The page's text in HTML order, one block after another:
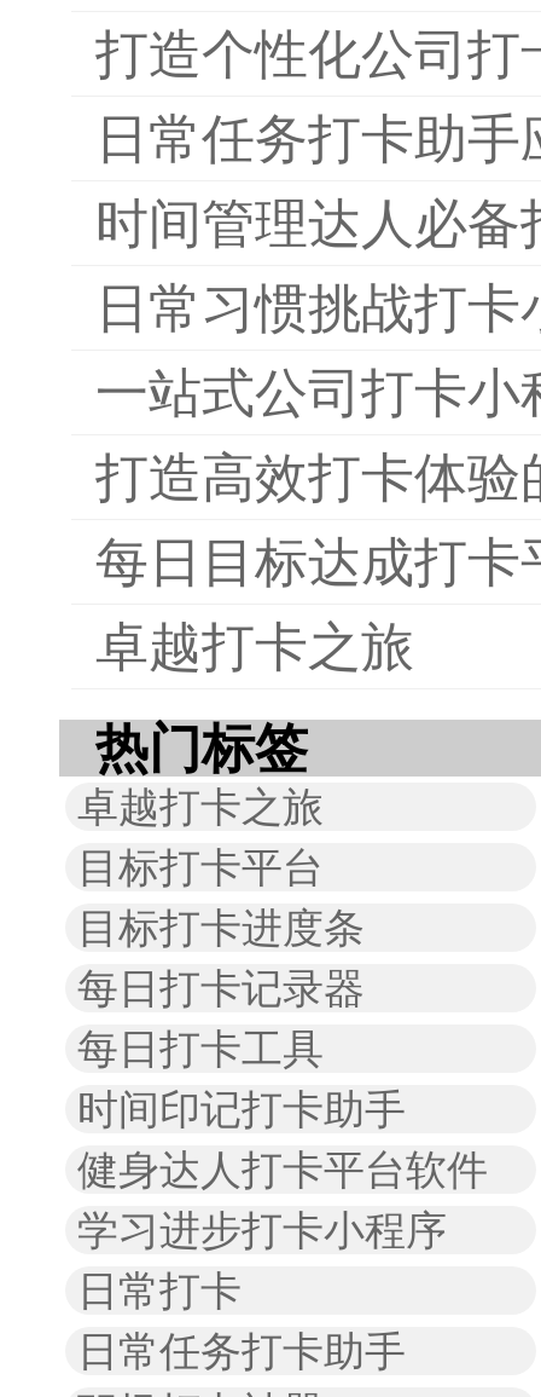
打造个性化公司打
日常任务打卡助手
时间管理达人必备
日常习惯挑战打
一站式公司打卡小
打造高效打卡体验
每日目标达成打卡
卓越打卡之旅
热门标签
卓越打卡之旅
目标打卡平台
目标打卡进度条
每日打卡记录器
每日打卡工具
时间印记打卡助手
健身达人打卡平台软件
学习进步打卡小程序
日常打卡
日常任务打卡助手